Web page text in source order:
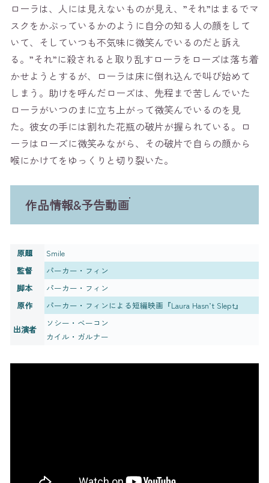
ローラは、人には見えないものが見え、”それ”はまるでマ
スクをかぶっているかのように自分の知る人の顔をして
いて、そしていつも不気味に微笑んでいるのだと訴え
る。”それ”に殺されると取り乱すローラをローズは落ち着
かせようとするが、ローラは床に倒れ込んで叫び始めて
しまう。助けを呼んだローズは、先程まで苦しんでいた
ローラがいつのまに立ち上がって微笑んでいるのを見
た。彼女の手には割れた花瓶の破片が握られている。ロ
ーラはローズに微笑みながら、その破片で自らの顔から
喉にかけてをゆっくりと切り裂いた。
作品情報&予告動画
原題
Smile
監督
パーカー・フィン
脚本
パーカー・フィン
原作
パーカー・フィンによる短編映画『Laura Hasn’t Slept』
出演者
ソシー・ベーコン
カイル・ガルナー